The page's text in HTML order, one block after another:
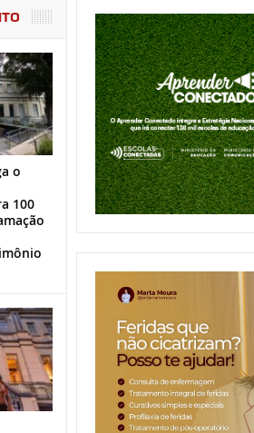
o
100